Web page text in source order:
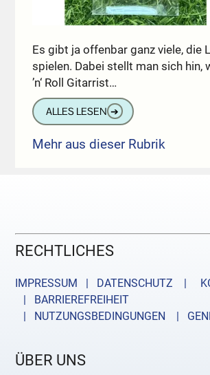
Es gibt ja offenbar ganz viele, die
spielen. Dabei stellt man sich hin,
’n‘ Roll Gitarrist…
ALLES LESEN ➔
Mehr aus dieser Rubrik
RECHTLICHES
IMPRESSUM | DATENSCHUTZ |
| BARRIEREFREIHEIT
| NUTZUNGSBEDINGUNGEN
|
ÜBER UNS